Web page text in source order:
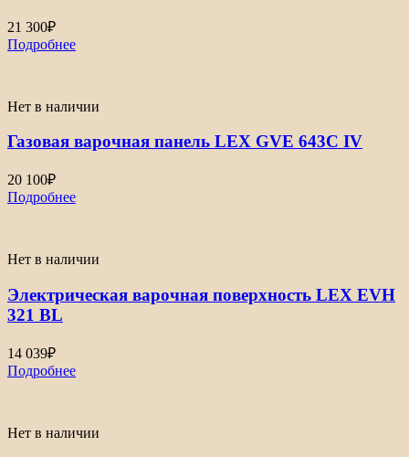
21 300₽
Подробнее
Нет в наличии
Газовая варочная панель LEX GVE 643С IV
20 100₽
Подробнее
Нет в наличии
Электрическая варочная поверхность LEX EVH
321 BL
14 039₽
Подробнее
Нет в наличии